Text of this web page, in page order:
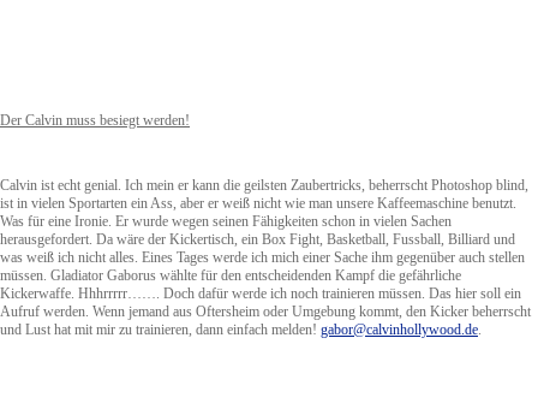
Der Calvin muss besiegt werden!
Calvin ist echt genial. Ich mein er kann die geilsten Zaubertricks, beherrscht Photoshop blind,
ist in vielen Sportarten ein Ass, aber er weiß nicht wie man unsere Kaffeemaschine benutzt.
Was für eine Ironie. Er wurde wegen seinen Fähigkeiten schon in vielen Sachen
herausgefordert. Da wäre der Kickertisch, ein Box Fight, Basketball, Fussball, Billiard und
was weiß ich nicht alles. Eines Tages werde ich mich einer Sache ihm gegenüber auch stellen
müssen. Gladiator Gaborus wählte für den entscheidenden Kampf die gefährliche
Kickerwaffe. Hhhrrrrr……. Doch dafür werde ich noch trainieren müssen. Das hier soll ein
Aufruf werden. Wenn jemand aus Oftersheim oder Umgebung kommt, den Kicker beherrscht
und Lust hat mit mir zu trainieren, dann einfach melden! gabor@calvinhollywood.de.